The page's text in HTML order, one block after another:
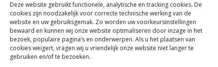
Deze website gebruikt functionele, analytische en tracking cookies. De
cookies zijn noodzakelijk voor correcte technische werking van de
website en uw gebruiksgemak. Zo worden uw voorkeursinstellingen
bewaard en kunnen wij onze website optimaliseren door inzage in het
bezoek, populaire pagina’s en onderwerpen. Als u het plaatsen van
cookies weigert, vragen wij u vriendelijk onze website niet langer te
gebruiken en/of te bezoeken.
Voorwaarden
Algemene voorwaarden
Privacybeleid